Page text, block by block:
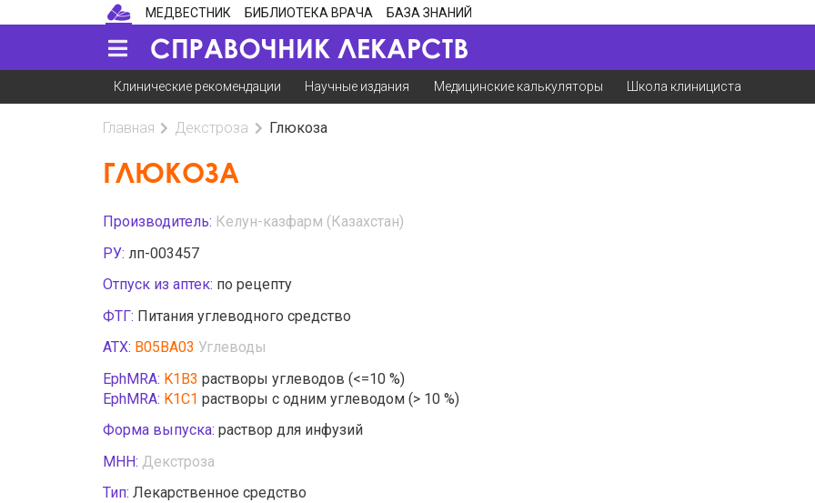
МЕДВЕСТНИК БИБЛИОТЕКА ВРАЧА БАЗА ЗНАНИЙ
Клинические рекомендации Научные издания Медицинские калькуляторы Школа клинициста
Главная Декстроза Глюкоза
ГЛЮКОЗА
Производитель: Келун-казфарм (Казахстан)
РУ: лп-003457
Отпуск из аптек: по рецепту
ФТГ: Питания углеводного средство
АТХ: B05BA03 Углеводы
EphMRA: K1B3 растворы углеводов (<=10 %)
EphMRA: K1C1 растворы с одним углеводом (> 10 %)
Форма выпуска: раствор для инфузий
МНН: Декстроза
Тип: Лекарственное средство